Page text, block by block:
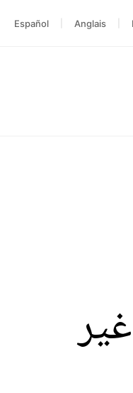
Anglais
Español
غير